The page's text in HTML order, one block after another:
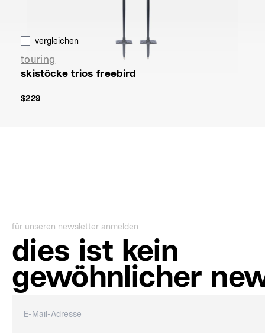
vergleichen
touring
skistöcke trios freebird
$229
für unseren newsletter anmelden
dies ist kein
gewöhnlicher